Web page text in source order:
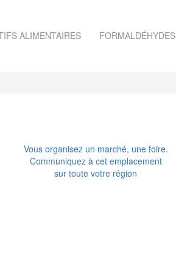
ALIMENTAIRES FORMALDÉHYDES
Vous organisez un marché, une foire.
Communiquez à cet emplacement
sur toute votre région